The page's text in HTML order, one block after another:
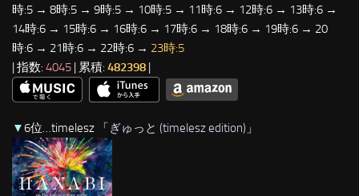
時:5 → 8時:5 → 9時:5 → 10時:5 → 11時:6 → 12時:6 → 13時:6 →
14時:6 → 15時:6 → 16時:6 → 17時:6 → 18時:6 → 19時:6 → 20
時:6 → 21時:6 → 22時:6 → 23時:5
| 指数: 4045 | 累積: 482398 |
▼6位…timelesz 「ぎゅっと (timelesz edition) 」